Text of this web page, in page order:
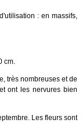
: en massifs,
cm.
très nombreuses et de
ont les nervures bien
Les fleurs sont